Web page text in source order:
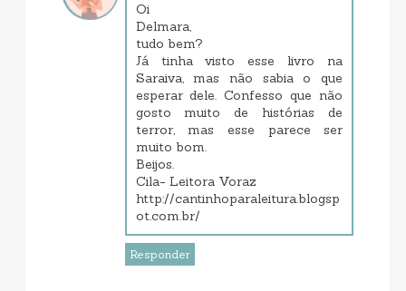
Oi
Delmara,
tudo bem?
Já tinha visto esse livro na
Saraiva, mas não sabia o que
esperar dele. Confesso que não
gosto muito de histórias de
terror, mas esse parece ser
muito bom.
Beijos.
Cila- Leitora Voraz
http://cantinhoparaleitura.blogsp
ot.com.br/
Responder